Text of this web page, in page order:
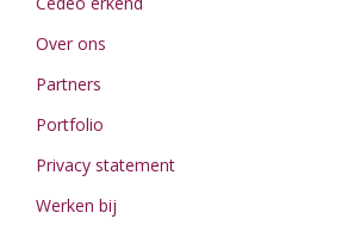
Over ons
Partners
Portfolio
Privacy statement
Werken bij